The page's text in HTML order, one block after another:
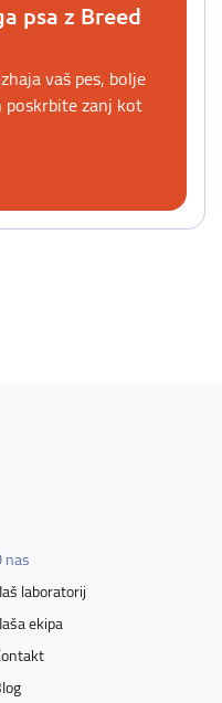
psa z Breed
vaš pes, bolje
zanj kot
nas
laboratorij
ekipa